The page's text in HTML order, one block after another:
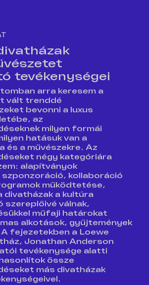
tevékenységei
arra keresem a
vált trenddé
bevonni a luxus
az
milyen formái
hatásuk van a
és a művészekre. Az
négy kategóriára
alapítványok
kollaboráció
működtetése,
divatházak a kultúra
szereplőivé válnak,
műfaji határokat
alkotások, gyűjtemények
fejezetekben a Loewe
Jonathan Anderson
tevékenysége alatti
össze
más divatházak